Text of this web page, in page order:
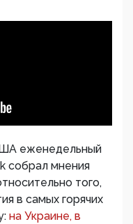
еженедельный
собрал мнения
того,
в самых горячих
на Украине, в